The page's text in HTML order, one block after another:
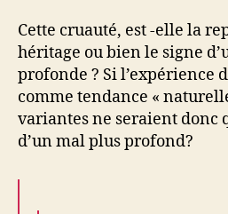
Cette cruauté, est -elle la
héritage ou bien le signe
profonde ? Si l’expérience
comme tendance «
variantes ne seraient donc
d’un mal plus profond?